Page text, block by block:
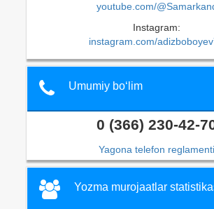
youtube.com/
Instagram:
instagram.com/
Umumiy bo‘lim
0 (366) 230-42-
Yagona telefon reglamenti
Yozma murojaatlar